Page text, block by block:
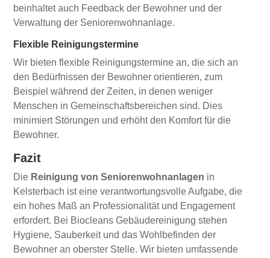
beinhaltet auch Feedback der Bewohner und der
Verwaltung der Seniorenwohnanlage.
Flexible Reinigungstermine
Wir bieten flexible Reinigungstermine an, die sich an
den Bedürfnissen der Bewohner orientieren, zum
Beispiel während der Zeiten, in denen weniger
Menschen in Gemeinschaftsbereichen sind. Dies
minimiert Störungen und erhöht den Komfort für die
Bewohner.
Fazit
Die Reinigung von Seniorenwohnanlagen in
Kelsterbach ist eine verantwortungsvolle Aufgabe, die
ein hohes Maß an Professionalität und Engagement
erfordert. Bei Biocleans Gebäudereinigung stehen
Hygiene, Sauberkeit und das Wohlbefinden der
Bewohner an oberster Stelle. Wir bieten umfassende